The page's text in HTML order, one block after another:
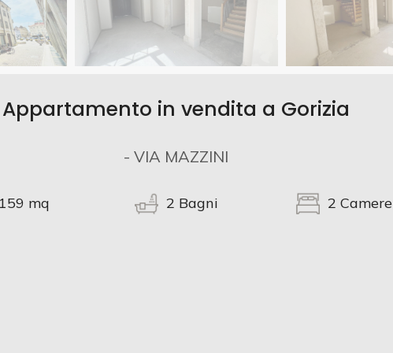
Appartamento in vendita a Gorizia
- VIA MAZZINI
159 mq 2 Bagni 2 Camere